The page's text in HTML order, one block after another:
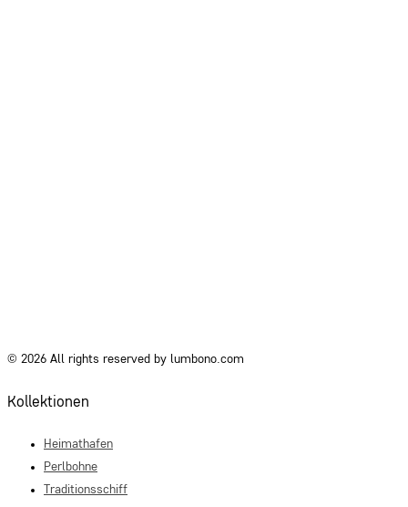
© 2026 All rights reserved by lumbono.com
Kollektionen
Heimathafen
Perlbohne
Traditionsschiff